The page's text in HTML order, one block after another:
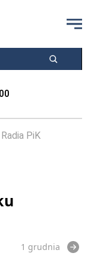
PiK
1 grudnia